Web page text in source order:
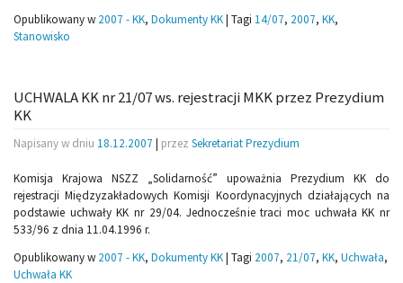
Opublikowany w 2007 - KK, Dokumenty KK| Tagi 14/07, 2007, KK,
Stanowisko
UCHWALA KK nr 21/07 ws. rejestracji MKK przez Prezydium
KK
Napisany w dniu 18.12.2007 | przez Sekretariat Prezydium
Komisja Krajowa NSZZ „Solidarność” upoważnia Prezydium KK do
rejestracji Międzyzakładowych Komisji Koordynacyjnych działających na
podstawie uchwały KK nr 29/04. Jednocześnie traci moc uchwała KK nr
533/96 z dnia 11.04.1996 r.
Opublikowany w 2007 - KK, Dokumenty KK| Tagi 2007, 21/07, KK, Uchwała,
Uchwała KK